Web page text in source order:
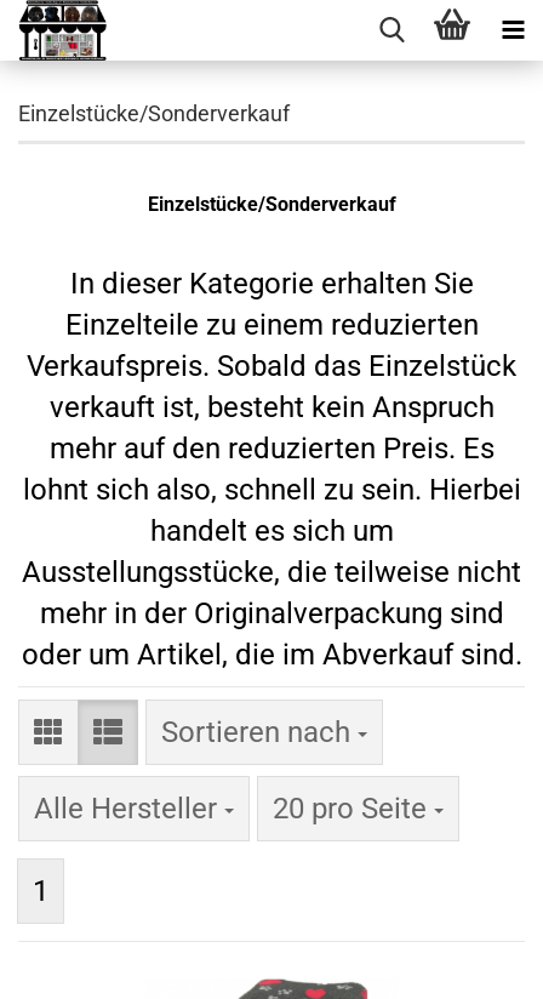
Einzelstücke/Sonderverkauf
Einzelstücke/Sonderverkauf
In dieser Kategorie erhalten Sie
Einzelteile zu einem reduzierten
Verkaufspreis. Sobald das Einzelstück
verkauft ist, besteht kein Anspruch
mehr auf den reduzierten Preis. Es
lohnt sich also, schnell zu sein. Hierbei
handelt es sich um
Ausstellungsstücke, die teilweise nicht
mehr in der Originalverpackung sind
oder um Artikel, die im Abverkauf sind.
Sortieren nach
Sortieren nach
Alle Hersteller 20 pro Seite
pro Seite
1